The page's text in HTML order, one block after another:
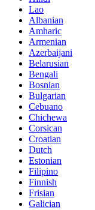
Lao
Albanian
Amharic
Armenian
Azerbaijani
Belarusian
Bengali
Bosnian
Bulgarian
Cebuano
Chichewa
Corsican
Croatian
Dutch
Estonian
Filipino
Finnish
Frisian
Galician